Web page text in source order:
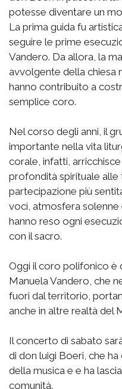
potesse diventare un
La prima guida fu
seguire le prime
Vandero. Da allora, la
avvolgente della chiesa
hanno contribuito a
semplice coro.
Nel corso degli anni, il
importante nella vita
corale, infatti,
profondità spirituale
partecipazione più
voci, atmosfera
hanno reso ogni
con il sacro.
Oggi il coro polifonico
Manuela Vandero, che
fuori dal territorio,
anche in altre realtà del
Il concerto di sabato
di don luigi Boeri, che
della musica e e ha
comunità.